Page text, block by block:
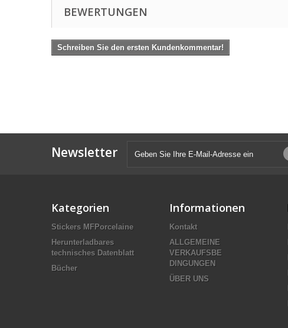
BEWERTUNGEN
Schreiben Sie den ersten Kundenkommentar!
Newsletter
Kategorien
Stickers MFPorcelaine
Herunterladbares
technisches Datenblatt
Bücher
Informationen
Kontakt
ALLGEMEINE
VERKAUFSBE
DINGUNGEN
ÜBER UNS